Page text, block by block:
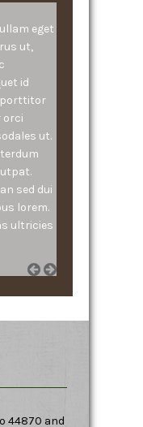
eget
ut,
id
porttitor
orci
ut.
sed dui
lorem.
ultricies
44870 and